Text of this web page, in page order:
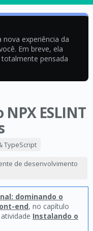
experiência da
Em breve, ela
pensada
ESLINT
TypeScript
de desenvolvimento
dominando o
end, no capítulo
Instalando o